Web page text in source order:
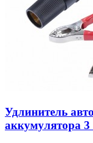
Удлинитель
аккумулятора